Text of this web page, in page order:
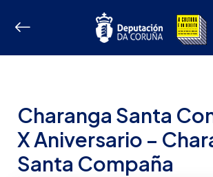
Charanga Santa
X Aniversario –
Santa Compaña